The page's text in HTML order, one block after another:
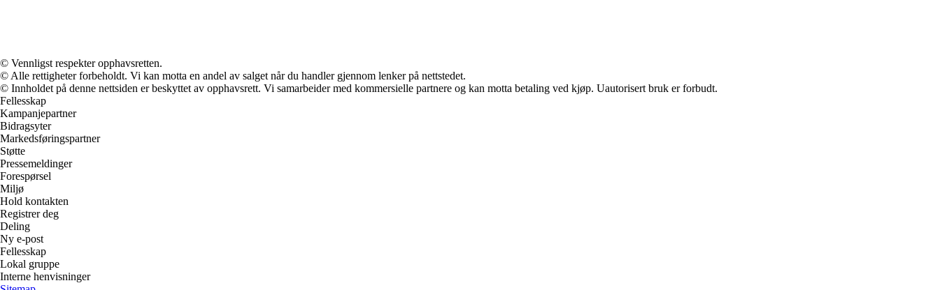
© Vennligst respekter opphavsretten.
© Alle rettigheter forbeholdt. Vi kan motta en andel av salget når du handler gjennom lenker på nettstedet.
© Innholdet på denne nettsiden er beskyttet av opphavsrett. Vi samarbeider med kommersielle partnere og kan motta betaling ved kjøp. Uautorisert bruk er forbudt.
Fellesskap
Kampanjepartner
Bidragsyter
Markedsføringspartner
Støtte
Pressemeldinger
Forespørsel
Miljø
Hold kontakten
Registrer deg
Deling
Ny e-post
Fellesskap
Lokal gruppe
Interne henvisninger